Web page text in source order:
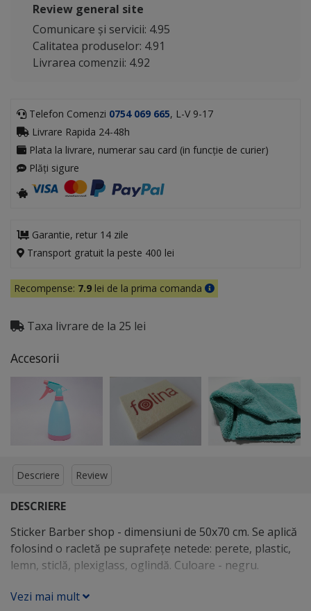
Review general site
Comunicare și servicii: 4.95
Calitatea produselor: 4.91
Livrarea comenzii: 4.92
Telefon Comenzi 0754 069 665, L-V 9-17
Livrare Rapida 24-48h
Plata la livrare, numerar sau card (in funcție de curier)
Plăți sigure
Garantie, retur 14 zile
Transport gratuit la peste 400 lei
Recompense: 7.9 lei de la prima comanda
Taxa livrare de la 25 lei
Accesorii
Descriere Review
DESCRIERE
Sticker Barber shop - dimensiuni de 50x70 cm. Se aplică
folosind o racletă pe suprafeţe netede: perete, plastic,
lemn, sticlă, plexiglass, oglindă. Culoare - negru.
Vezi mai mult